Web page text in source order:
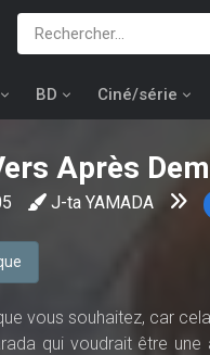
BD Ciné/série
Après
J-ta YAMADA
vous souhaitez, car
qui voudrait être